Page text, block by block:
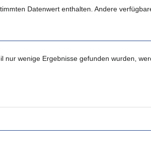
Datenwert enthalten. Andere
nur wenige Ergebnisse gefunden wurden,